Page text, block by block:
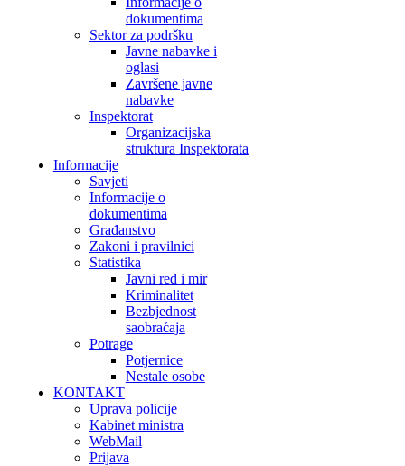
dokumentima
Sektor za podršku
Javne nabavke i
oglasi
Završene javne
nabavke
Inspektorat
Organizacijska
struktura Inspektorata
Informacije
Savjeti
Informacije o
dokumentima
Građanstvo
Zakoni i pravilnici
Statistika
Javni red i mir
Kriminalitet
Bezbjednost
saobraćaja
Potrage
Potjernice
Nestale osobe
KONTAKT
Uprava policije
Kabinet ministra
WebMail
Prijava